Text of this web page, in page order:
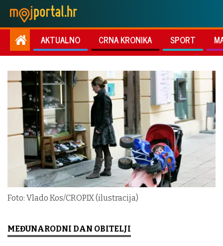
AKTUALNO CRNA KRONIKA SPORT
Foto: Vlado Kos/CROPIX (ilustracija)
MEĐUNARODNI DAN OBITELJI